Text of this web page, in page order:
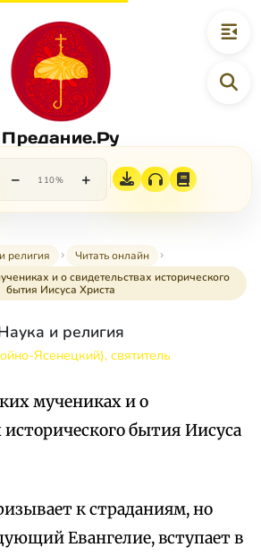
Предание.Ру
− 110% +
религия
Читать онлайн
и о свидетельствах исторического
бытия Иисуса Христа
и религия
Ясенецкий), святитель
мучениках и о
исторического бытия Иисуса
к страданиям, но
Евангелие, вступает в